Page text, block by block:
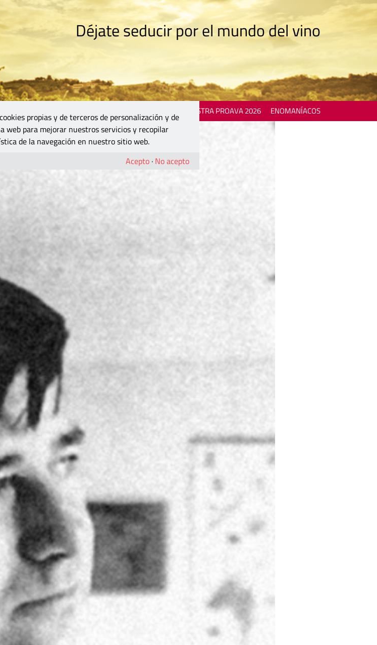
Déjate seducir por el mundo del vino
MOSTRA PROAVA 2026 ENOMANÍACOS
propias y de terceros de personalización y de
web para mejorar nuestros servicios y recopilar
de la navegación en nuestro sitio web.
Acepto · No acepto